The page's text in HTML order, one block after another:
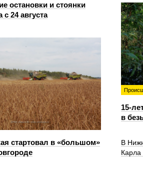
остановки и стоянки
с 24 августа
15-
в
стартовал в «большом»
В